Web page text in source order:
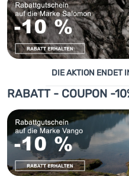
DIE AKTION ENDET
RABATT - COUPON -